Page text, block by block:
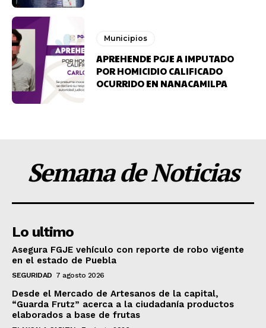
Municipios
APREHENDE PGJE A IMPUTADO
POR HOMICIDIO CALIFICADO
OCURRIDO EN NANACAMILPA
Semana de Noticias
Lo ultimo
Asegura FGJE vehículo con reporte de robo vigente
en el estado de Puebla
SEGURIDAD 7 agosto 2026
Desde el Mercado de Artesanos de la capital,
“Guarda Frutz” acerca a la ciudadanía productos
elaborados a base de frutas